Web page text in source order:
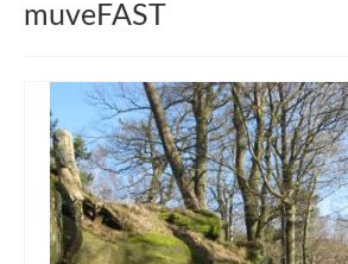
muveAWAY
muveLIVELY
muveBOLDLY
muveFAR
muveFAST